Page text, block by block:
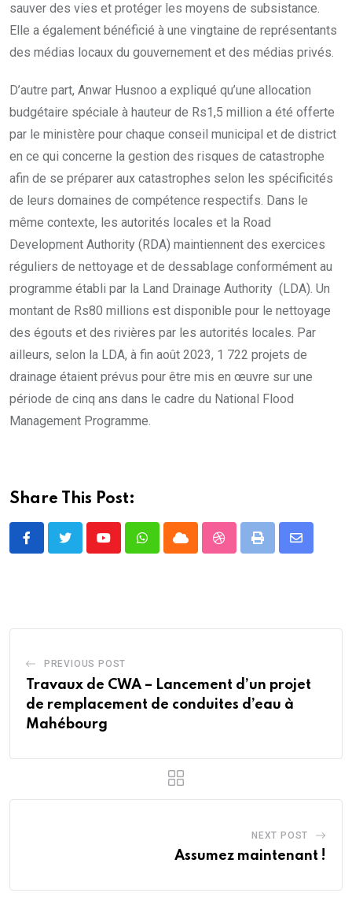
sauver des vies et protéger les moyens de subsistance.
Elle a également bénéficié à une vingtaine de représentants
des médias locaux du gouvernement et des médias privés.
D’autre part, Anwar Husnoo a expliqué qu’une allocation
budgétaire spéciale à hauteur de Rs1,5 million a été offerte
par le ministère pour chaque conseil municipal et de district
en ce qui concerne la gestion des risques de catastrophe
afin de se préparer aux catastrophes selon les spécificités
de leurs domaines de compétence respectifs. Dans le
même contexte, les autorités locales et la Road
Development Authority (RDA) maintiennent des exercices
réguliers de nettoyage et de dessablage conformément au
programme établi par la Land Drainage Authority (LDA). Un
montant de Rs80 millions est disponible pour le nettoyage
des égouts et des rivières par les autorités locales. Par
ailleurs, selon la LDA, à fin août 2023, 1 722 projets de
drainage étaient prévus pour être mis en œuvre sur une
période de cinq ans dans le cadre du National Flood
Management Programme.
Share This Post:
YoutubeWhatsappCloud StumbleUpon
Print
Share
PREVIOUS POST
Travaux de CWA – Lancement d’un projet
de remplacement de conduites d’eau à
Mahébourg
NEXT POST
Assumez maintenant !